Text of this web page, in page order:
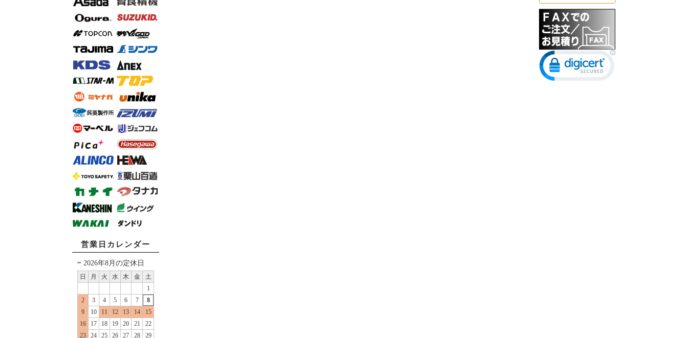
営業日カレンダー
2026年8月の定休日
日 月 火 水 木 金
土
1
2
3 4 5 6 7
8
9
10 11 12 13 14
15
16
17 18 19 20 21
22
23
24 25 26 27 28 29